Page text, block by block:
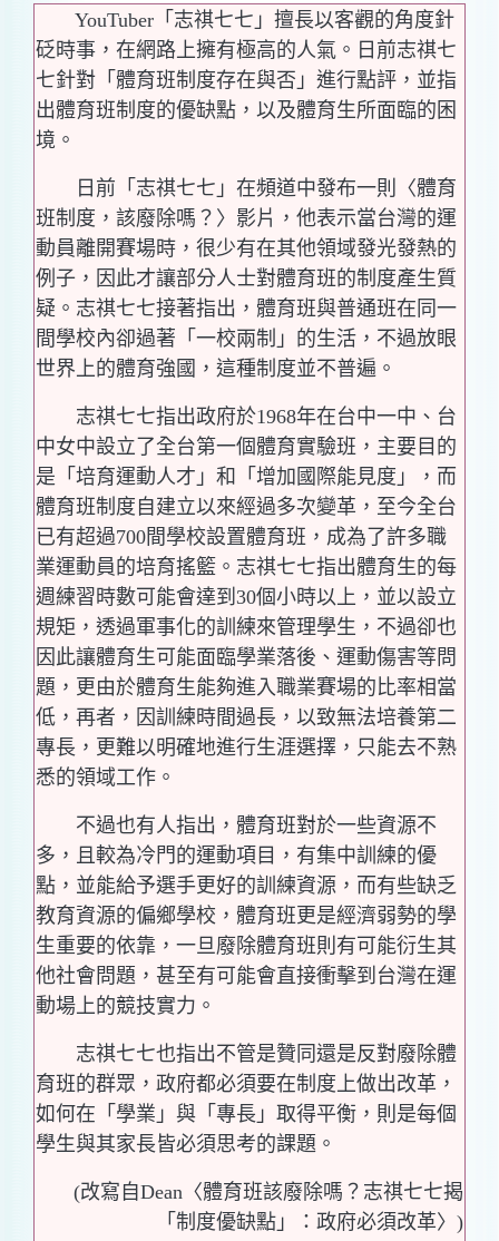
YouTuber「志祺七七」擅長以客觀的角度針
砭時事，在網路上擁有極高的人氣。日前志祺七
七針對「體育班制度存在與否」進行點評，並指
出體育班制度的優缺點，以及體育生所面臨的困
境。
日前「志祺七七」在頻道中發布一則〈體育
班制度，該廢除嗎？〉影片，他表示當台灣的運
動員離開賽場時，很少有在其他領域發光發熱的
例子，因此才讓部分人士對體育班的制度產生質
疑。志祺七七接著指出，體育班與普通班在同一
間學校內卻過著「一校兩制」的生活，不過放眼
世界上的體育強國，這種制度並不普遍。
志祺七七指出政府於1968年在台中一中、台
中女中設立了全台第一個體育實驗班，主要目的
是「培育運動人才」和「增加國際能見度」，而
體育班制度自建立以來經過多次變革，至今全台
已有超過700間學校設置體育班，成為了許多職
業運動員的培育搖籃。志祺七七指出體育生的每
週練習時數可能會達到30個小時以上，並以設立
規矩，透過軍事化的訓練來管理學生，不過卻也
因此讓體育生可能面臨學業落後、運動傷害等問
題，更由於體育生能夠進入職業賽場的比率相當
低，再者，因訓練時間過長，以致無法培養第二
專長，更難以明確地進行生涯選擇，只能去不熟
悉的領域工作。
不過也有人指出，體育班對於一些資源不
多，且較為冷門的運動項目，有集中訓練的優
點，並能給予選手更好的訓練資源，而有些缺乏
教育資源的偏鄉學校，體育班更是經濟弱勢的學
生重要的依靠，一旦廢除體育班則有可能衍生其
他社會問題，甚至有可能會直接衝擊到台灣在運
動場上的競技實力。
志祺七七也指出不管是贊同還是反對廢除體
育班的群眾，政府都必須要在制度上做出改革，
如何在「學業」與「專長」取得平衡，則是每個
學生與其家長皆必須思考的課題。
(改寫自Dean〈體育班該廢除嗎？志祺七七揭
「制度優缺點」：政府必須改革〉)